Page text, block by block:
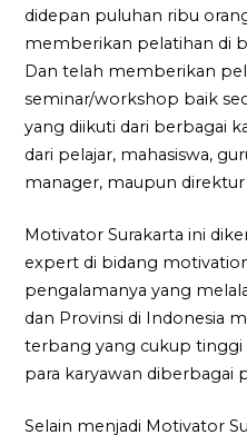
didepan puluhan ribu
memberikan pelatihan di
Dan telah memberikan
seminar/workshop baik
yang diikuti dari berbagai
dari pelajar, mahasiswa,
manager, maupun direktur
Motivator Surakarta ini
expert di bidang
pengalamanya yang
dan Provinsi di Indonesia
terbang yang cukup tinggi
para karyawan diberbagai
Selain menjadi Motivator